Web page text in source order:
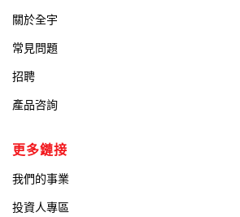
關於全宇
常見問題
招聘
產品咨詢
更多鏈接
我們的事業
投資人專區